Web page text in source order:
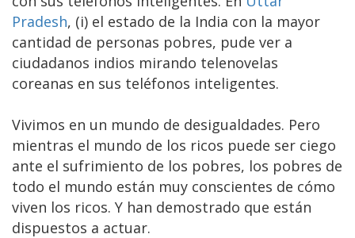
Pradesh, (i) el estado de la India con la mayor
cantidad de personas pobres, pude ver a
ciudadanos indios mirando telenovelas
coreanas en sus teléfonos inteligentes.
Vivimos en un mundo de desigualdades. Pero
mientras el mundo de los ricos puede ser ciego
ante el sufrimiento de los pobres, los pobres de
todo el mundo están muy conscientes de cómo
viven los ricos. Y han demostrado que están
dispuestos a actuar.